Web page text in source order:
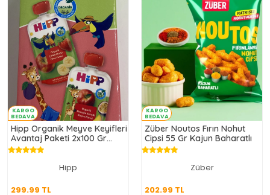
KARGO
BEDAVA
Hipp Organik Meyve Keyifleri
Avantaj Paketi 2x100 Gr
Pembe
Hipp
299.99 TL
299.99 TL
KARGO
BEDAVA
Züber Noutos Fırın Nohut
Cipsi 55 Gr Kajun Baharatlı
Züber
202.99 TL
202.99 TL